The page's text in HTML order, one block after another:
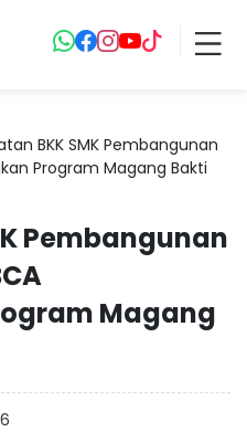
BKK SMK Pembangunan
Program Magang Bakti
Pembangunan
Magang